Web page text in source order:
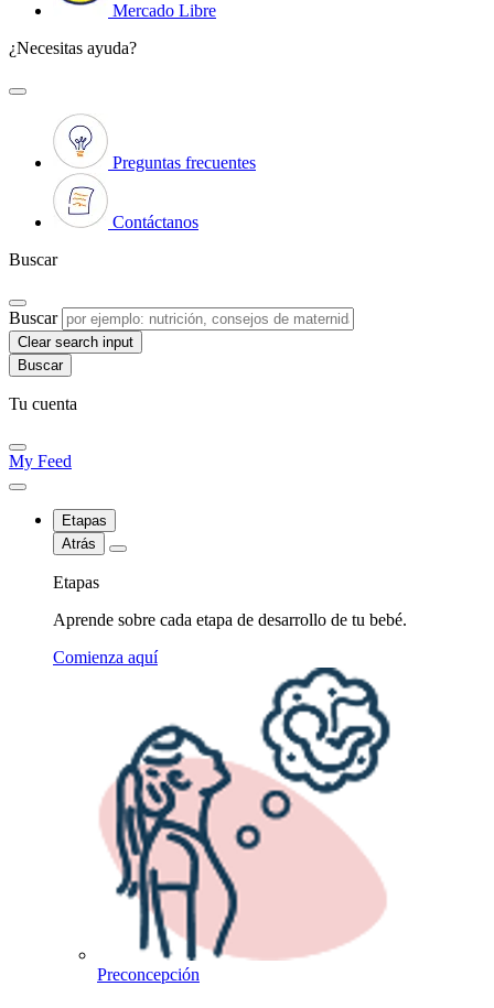
Mercado Libre
¿Necesitas ayuda?
Preguntas frecuentes
Contáctanos
Buscar
Buscar
Clear search input
Tu cuenta
My Feed
Etapas
Atrás
Etapas
Aprende sobre cada etapa de desarrollo de tu bebé.
Comienza aquí
Preconcepción